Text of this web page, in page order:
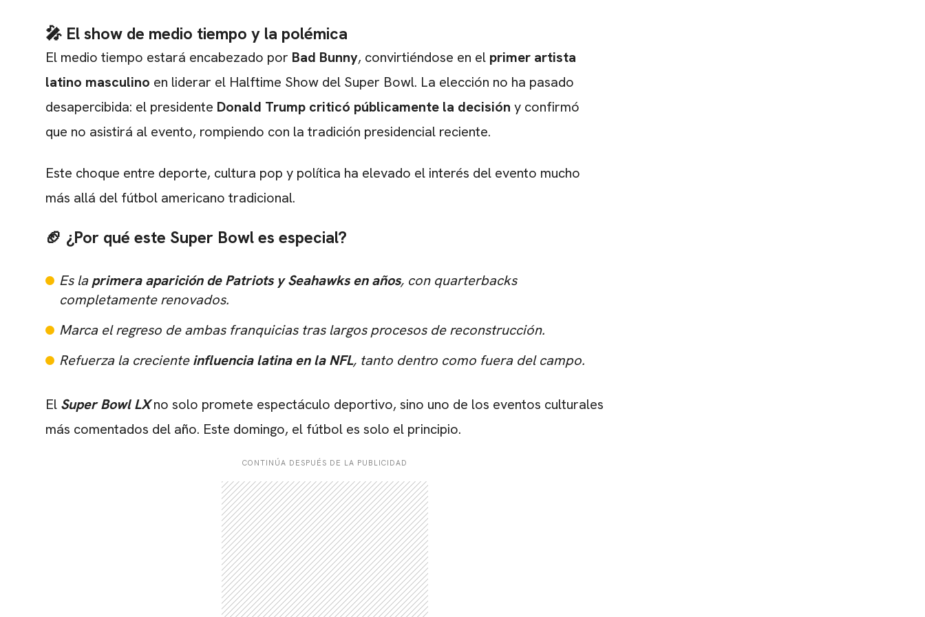
🎤 El show de medio tiempo y la polémica
El medio tiempo estará encabezado por Bad Bunny, convirtiéndose en el primer artista
latino masculino en liderar el Halftime Show del Super Bowl. La elección no ha pasado
desapercibida: el presidente Donald Trump criticó públicamente la decisión y confirmó
que no asistirá al evento, rompiendo con la tradición presidencial reciente.
Este choque entre deporte, cultura pop y política ha elevado el interés del evento mucho
más allá del fútbol americano tradicional.
🏈 ¿Por qué este Super Bowl es especial?
Es laprimera aparición de Patriots y Seahawks en años, con quarterbacks
completamente renovados.
Marca el regreso de ambas franquicias tras largos procesos de reconstrucción.
Refuerza la crecienteinfluencia latina en la NFL, tanto dentro como fuera del campo.
El Super Bowl LXno solo promete espectáculo deportivo, sino uno de los eventos culturales
más comentados del año. Este domingo, el fútbol es solo el principio.
CONTINÚA DESPUÉS DE LA PUBLICIDAD